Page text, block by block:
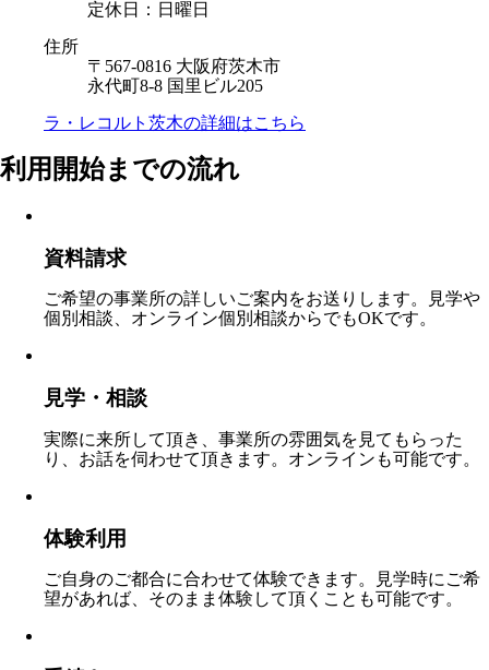
定休日：日曜日
住所
〒567-0816 大阪府茨木市
永代町8-8 国里ビル205
ラ・レコルト茨木の詳細はこちら
利用開始までの流れ
資料請求
ご希望の事業所の詳しいご案内をお送りします。見学や
個別相談、オンライン個別相談からでもOKです。
見学・相談
実際に来所して頂き、事業所の雰囲気を見てもらった
り、お話を伺わせて頂きます。オンラインも可能です。
体験利用
ご自身のご都合に合わせて体験できます。見学時にご希
望があれば、そのまま体験して頂くことも可能です。